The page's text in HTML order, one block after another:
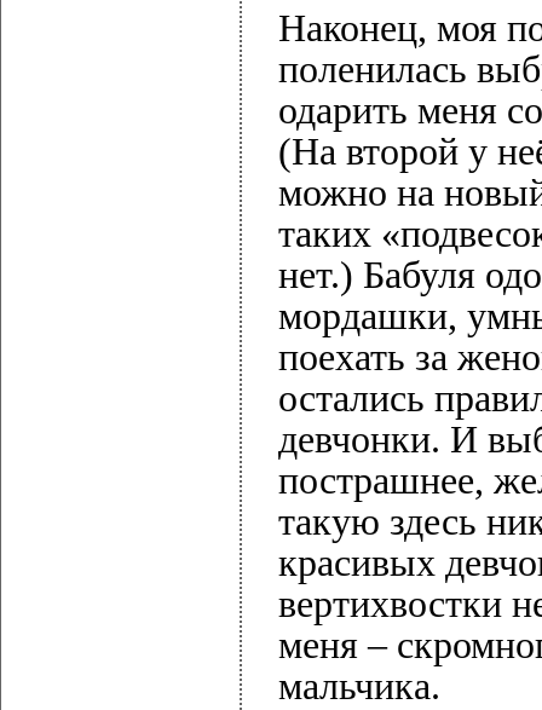
Наконец, моя
поленилась
одарить меня
(На второй у
можно на
таких
нет.) Бабуля
мордашки,
поехать за
остались
девчонки. И
пострашнее,
такую здесь
красивых
вертихвостки
меня –
мальчика.